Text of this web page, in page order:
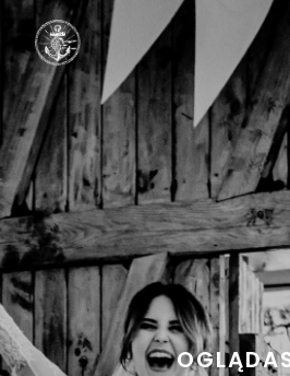
HOME
BLOG
OFERTA
O MNIE
OGLĄDA